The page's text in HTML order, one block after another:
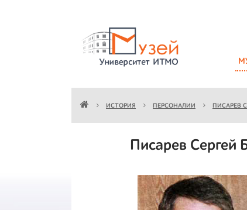
ИСТОРИЯ ПЕРСОНАЛИИ ПИСАРЕВ
Писарев Сергей